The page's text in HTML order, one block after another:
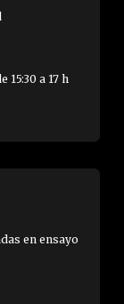
15:30 a 17 h
en ensayo